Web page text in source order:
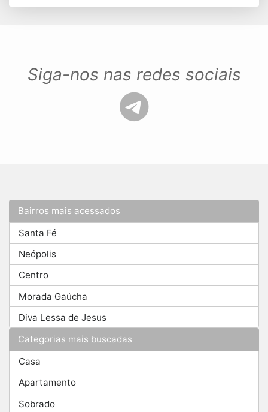
Siga-nos nas redes sociais
Bairros mais acessados
Santa Fé
Neópolis
Centro
Morada Gaúcha
Diva Lessa de Jesus
Categorias mais buscadas
Casa
Apartamento
Sobrado